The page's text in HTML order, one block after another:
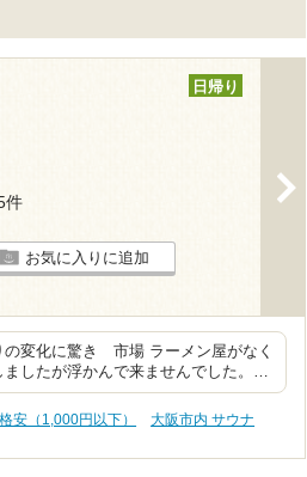
日帰り
件
お気に入りに追加
変化に驚き 市場 ラーメン屋がなく
ましたが浮かんで来ませんでした。…
安（1,000円以下）
大阪市内 サウナ